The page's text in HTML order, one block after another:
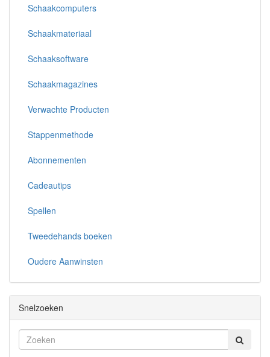
Schaakcomputers
Schaakmateriaal
Schaaksoftware
Schaakmagazines
Verwachte Producten
Stappenmethode
Abonnementen
Cadeautips
Spellen
Tweedehands boeken
Oudere Aanwinsten
Snelzoeken